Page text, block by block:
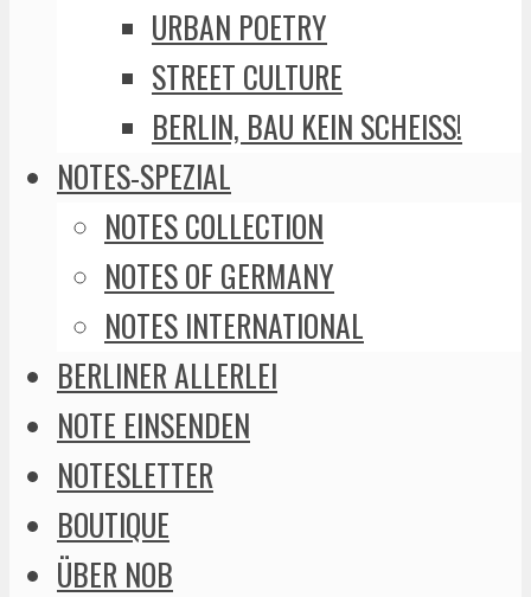
URBAN POETRY
STREET CULTURE
BERLIN, BAU KEIN SCHEISS!
NOTES-SPEZIAL
NOTES COLLECTION
NOTES OF GERMANY
NOTES INTERNATIONAL
BERLINER ALLERLEI
NOTE EINSENDEN
NOTESLETTER
BOUTIQUE
ÜBER NOB